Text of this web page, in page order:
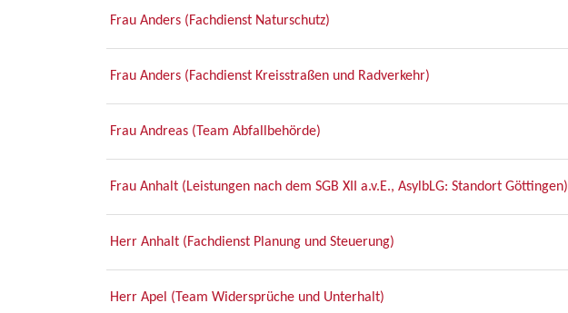
Frau Anders (Fachdienst Naturschutz)
Frau Anders (Fachdienst Kreisstraßen und Radverkehr)
Frau Andreas (Team Abfallbehörde)
Frau Anhalt (Leistungen nach dem SGB XII a.v.E., AsylbLG: Standort Göttingen)
Herr Anhalt (Fachdienst Planung und Steuerung)
Herr Apel (Team Widersprüche und Unterhalt)